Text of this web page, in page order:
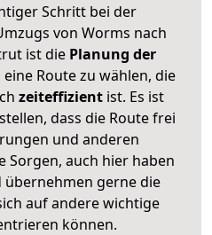
Schritt bei der
von Worms nach
ist diePlanung der
eine Route zu wählen, die
zeiteffizientist. Es ist
dass die Route frei
und anderen
Sorgen, auch hier haben
übernehmen gerne die
auf andere wichtige
können.